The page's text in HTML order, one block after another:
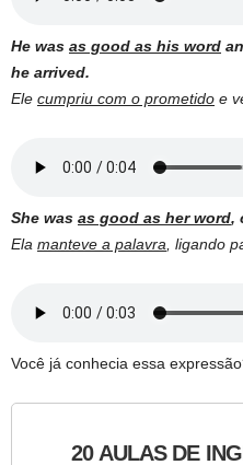
He was as good as his word
he arrived.
Ele cumpriu com o prometido e
She was as good as her word,
Ela manteve a palavra , ligando
Você já conhecia essa
20 AULAS DE